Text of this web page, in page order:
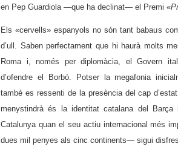
en Pep Guardiola —que ha declinat— el Premi «
Els «cervells» espanyols no són tant babaus
d’ull. Saben perfectament que hi haurà molts
Roma i, només per diplomàcia, el Govern
d’ofendre el Borbó. Potser la megafonia
també es ressenti de la presència del cap
menystindrà és la identitat catalana del
Catalunya quan el seu actiu internacional més
dues mil penyes als cinc continents— sigui